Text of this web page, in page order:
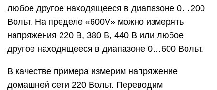
любое другое находящееся в диапазоне 0…200
Вольт. На пределе «600V» можно измерять
напряжения 220 В, 380 В, 440 В или любое
другое находящееся в диапазоне 0…600 Вольт.
В качестве примера измерим напряжение
домашней сети 220 Вольт. Переводим